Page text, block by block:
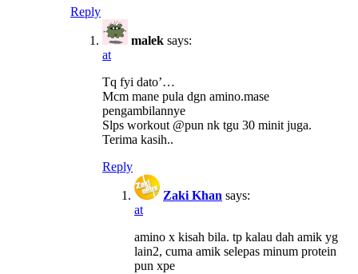
Reply
malek says:
at
Tq fyi dato’…
Mcm mane pula dgn amino.mase
pengambilannye
Slps workout @pun nk tgu 30 minit juga.
Terima kasih..
Reply
Zaki Khan says:
at
amino x kisah bila. tp kalau dah amik yg
lain2, cuma amik selepas minum protein
pun xpe